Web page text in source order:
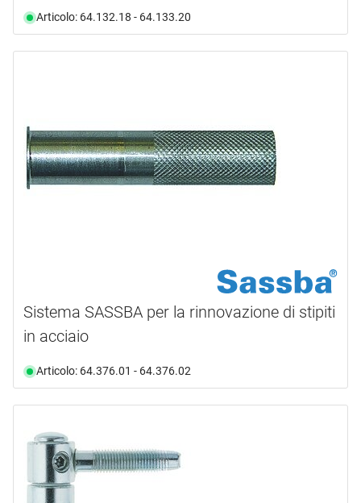
Articolo: 64.132.18 - 64.133.20
Sistema SASSBA per la rinnovazione di stipiti
in acciaio
Articolo: 64.376.01 - 64.376.02